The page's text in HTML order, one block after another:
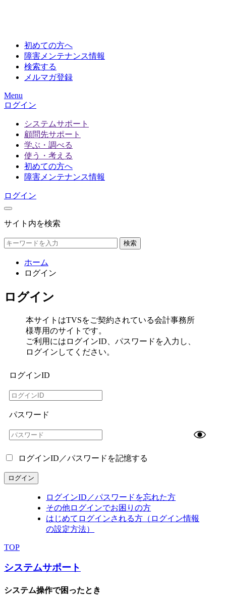
初めての方へ
障害メンテナンス情報
検索する
メルマガ登録
Menu
ログイン
システムサポート
顧問先サポート
学ぶ・調べる
使う・考える
初めての方へ
障害メンテナンス情報
ログイン
サイト内を検索
検索
ホーム
ログイン
ログイン
本サイトはTVSをご契約されている会計事務所
様専用のサイトです。
ご利用にはログインID、パスワードを入力し、
ログインしてください。
ログインID
パスワード
ログインID／パスワードを記憶する
ログイン
ログインID／パスワードを忘れた方
その他ログインでお困りの方
はじめてログインされる方（ログイン情報
の設定方法）
TOP
システムサポート
システム操作で困ったとき